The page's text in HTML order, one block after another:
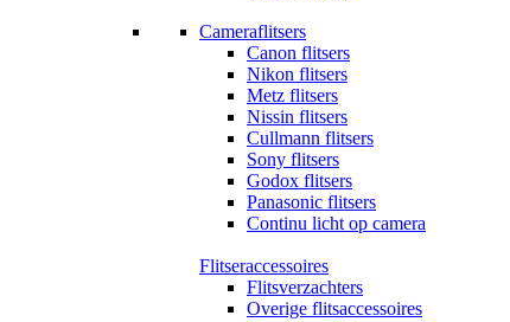
Cameraflitsers
Canon flitsers
Nikon flitsers
Metz flitsers
Nissin flitsers
Cullmann flitsers
Sony flitsers
Godox flitsers
Panasonic flitsers
Continu licht op camera
Flitseraccessoires
Flitsverzachters
Overige flitsaccessoires